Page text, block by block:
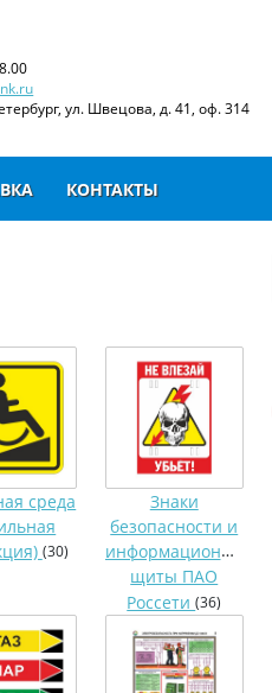
ул. Швецова, д. 41, оф. 314
КОНТАКТЫ
среда
(30)
Знаки
безопасности и
информационные
щиты ПАО
Россети(36)